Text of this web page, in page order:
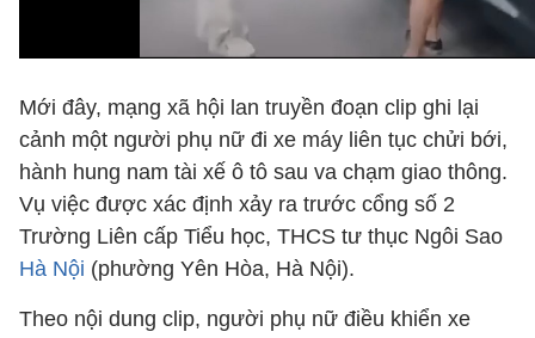
Mới đây, mạng xã hội lan truyền đoạn clip ghi lại
cảnh một người phụ nữ đi xe máy liên tục chửi bới,
hành hung nam tài xế ô tô sau va chạm giao thông.
Vụ việc được xác định xảy ra trước cổng số 2
Trường Liên cấp Tiểu học, THCS tư thục Ngôi Sao
Hà Nội (phường Yên Hòa, Hà Nội).
Theo nội dung clip, người phụ nữ điều khiển xe